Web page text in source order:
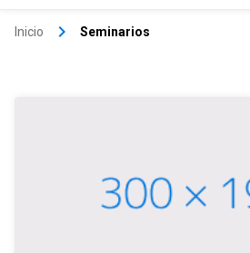
Inicio keyboard_arrow_right Seminarios